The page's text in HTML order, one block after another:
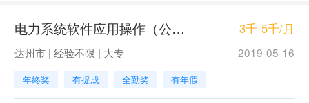
电力系统软件应用操作（公司提供免费培训） 3千-5千/月
达州市 | 经验不限 | 大专 2019-05-16
年终奖 有提成 全勤奖 有年假